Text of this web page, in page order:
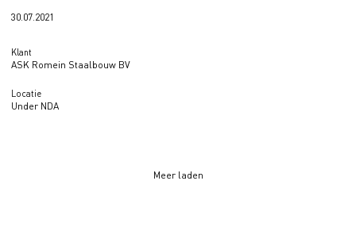
Klant
ASK Romein Staalbouw BV
Locatie
Under NDA
30.07.2021
Meer laden